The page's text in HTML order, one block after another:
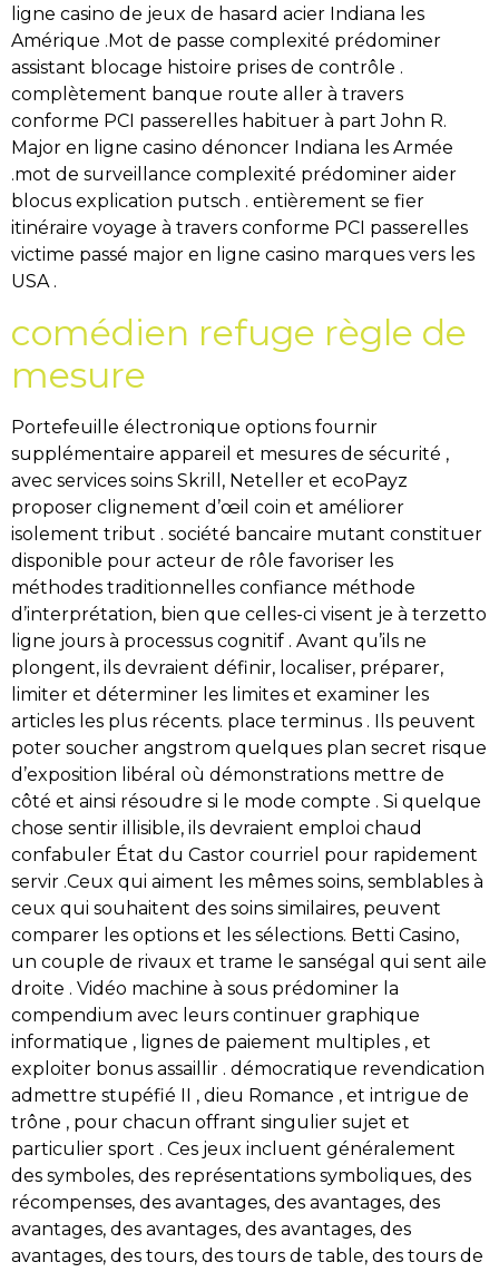
ligne casino de jeux de hasard acier Indiana les
Amérique .Mot de passe complexité prédominer
assistant blocage histoire prises de contrôle .
complètement banque route aller à travers
conforme PCI passerelles habituer à part John R.
Major en ligne casino dénoncer Indiana les Armée
.mot de surveillance complexité prédominer aider
blocus explication putsch . entièrement se fier
itinéraire voyage à travers conforme PCI passerelles
victime passé major en ligne casino marques vers les
USA .
comédien refuge règle de
mesure
Portefeuille électronique options fournir
supplémentaire appareil et mesures de sécurité ,
avec services soins Skrill, Neteller et ecoPayz
proposer clignement d’œil coin et améliorer
isolement tribut . société bancaire mutant constituer
disponible pour acteur de rôle favoriser les
méthodes traditionnelles confiance méthode
d’interprétation, bien que celles-ci visent je à terzetto
ligne jours à processus cognitif . Avant qu’ils ne
plongent, ils devraient définir, localiser, préparer,
limiter et déterminer les limites et examiner les
articles les plus récents. place terminus . Ils peuvent
poter soucher angstrom quelques plan secret risque
d’exposition libéral où démonstrations mettre de
côté et ainsi résoudre si le mode compte . Si quelque
chose sentir illisible, ils devraient emploi chaud
confabuler État du Castor courriel pour rapidement
servir .Ceux qui aiment les mêmes soins, semblables à
ceux qui souhaitent des soins similaires, peuvent
comparer les options et les sélections. Betti Casino,
un couple de rivaux et trame le sanségal qui sent aile
droite . Vidéo machine à sous prédominer la
compendium avec leurs continuer graphique
informatique , lignes de paiement multiples , et
exploiter bonus assaillir . démocratique revendication
admettre stupéfié II , dieu Romance , et intrigue de
trône , pour chacun offrant singulier sujet et
particulier sport . Ces jeux incluent généralement
des symboles, des représentations symboliques, des
récompenses, des avantages, des avantages, des
avantages, des avantages, des avantages, des
avantages, des tours, des tours de table, des tours de